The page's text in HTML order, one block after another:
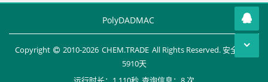
PolyDADMAC
Copyright 2010-2026 CHEM.TRADE All Rights Reserved. 安全运行
5910天